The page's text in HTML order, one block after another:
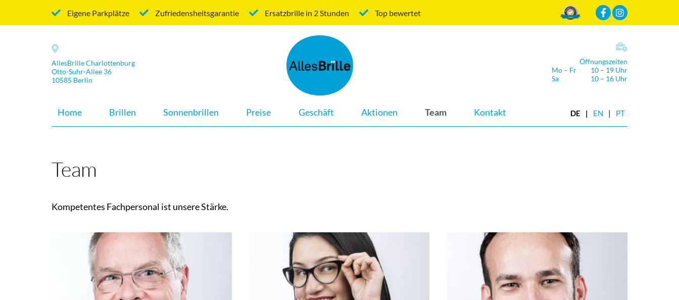
Eigene Parkplätze Zufriedensheitsgarantie Ersatzbrille in 2 Stunden Top bewertet Mehr Infos
AllesBrille Charlottenburg
Otto-Suhr-Allee 36
10585 Berlin
Öffnungszeiten
Mo – Fr
10 – 19 Uhr
Sa
10 – 16 Uhr
Navigation
Home Brillen Sonnenbrillen Preise Geschäft Aktionen Team Kontakt DE EN PT
Team
Kompetentes Fachpersonal ist unsere Stärke.